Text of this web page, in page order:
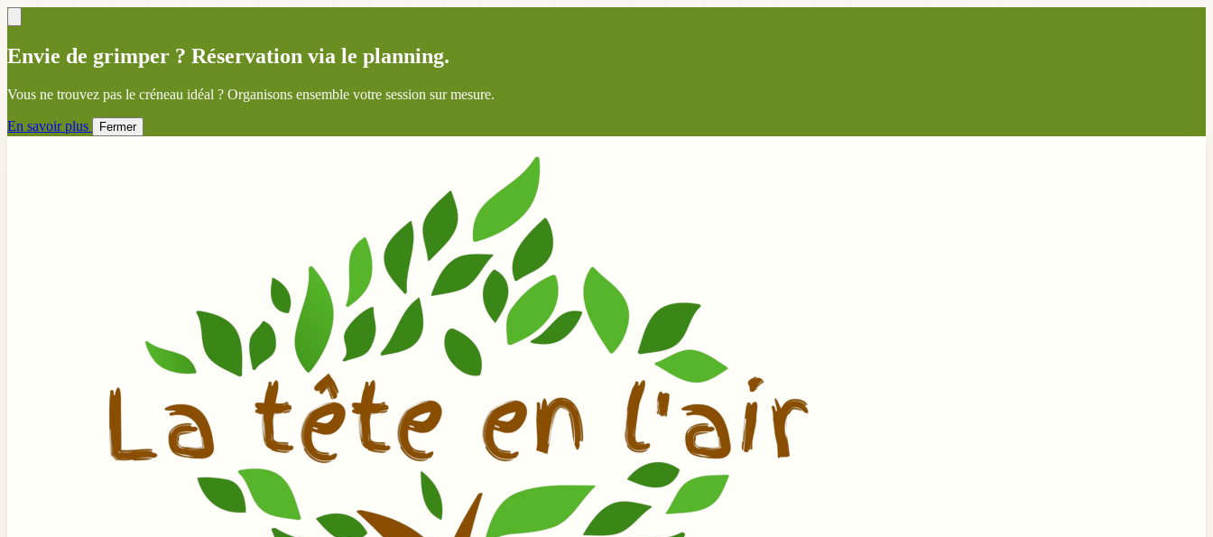
Envie de grimper ? Réservation via le planning.
Vous ne trouvez pas le créneau idéal ? Organisons ensemble votre session sur mesure.
En savoir plus Fermer